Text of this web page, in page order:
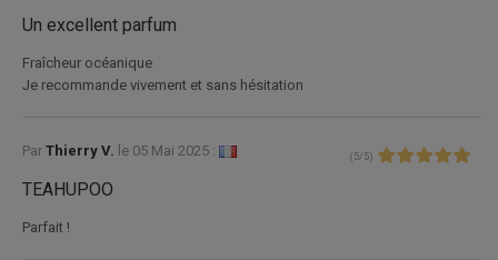
Un excellent parfum
Fraîcheur océanique
Je recommande vivement et sans hésitation
Par Thierry V. le 05 Mai 2025 : ( 5/ 5)
TEAHUPOO
Parfait !